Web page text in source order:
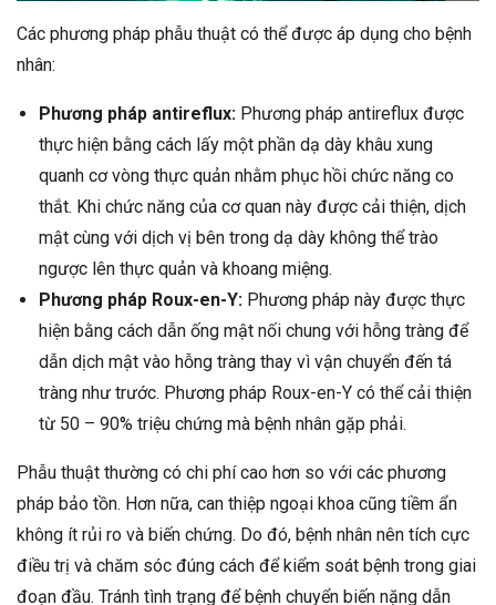
Các phương pháp phẫu thuật có thể được áp dụng cho bệnh
nhân:
Phương pháp antireflux: Phương pháp antireflux được
thực hiện bằng cách lấy một phần dạ dày khâu xung
quanh cơ vòng thực quản nhằm phục hồi chức năng co
thắt. Khi chức năng của cơ quan này được cải thiện, dịch
mật cùng với dịch vị bên trong dạ dày không thể trào
ngược lên thực quản và khoang miệng.
Phương pháp Roux-en-Y: Phương pháp này được thực
hiện bằng cách dẫn ống mật nối chung với hỗng tràng để
dẫn dịch mật vào hỗng tràng thay vì vận chuyển đến tá
tràng như trước. Phương pháp Roux-en-Y có thể cải thiện
từ 50 – 90% triệu chứng mà bệnh nhân gặp phải.
Phẫu thuật thường có chi phí cao hơn so với các phương
pháp bảo tồn. Hơn nữa, can thiệp ngoại khoa cũng tiềm ẩn
không ít rủi ro và biến chứng. Do đó, bệnh nhân nên tích cực
điều trị và chăm sóc đúng cách để kiểm soát bệnh trong giai
đoạn đầu. Tránh tình trạng để bệnh chuyển biến nặng dẫn